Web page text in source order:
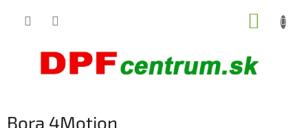
Bora 4Motion